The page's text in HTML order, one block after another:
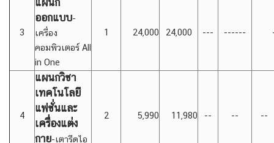
3
ออกแบบ-
เครื่อง
คอมพิวเตอร์ All
in One
1 24,000 24,000 --- ------
4
แผนกวิชา
เทคโนโลยี
แฟชั่นและ
เครื่องแต่ง
กาย
2 5,990 11,980 -- -- --